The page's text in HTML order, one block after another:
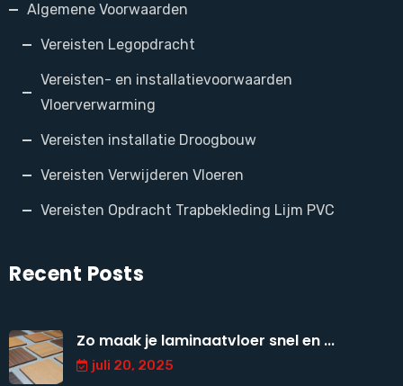
Algemene Voorwaarden
Vereisten Legopdracht
Vereisten- en installatievoorwaarden
Vloerverwarming
Vereisten installatie Droogbouw
Vereisten Verwijderen Vloeren
Vereisten Opdracht Trapbekleding Lijm PVC
Recent Posts
Zo maak je laminaatvloer snel en ...
juli 20, 2025